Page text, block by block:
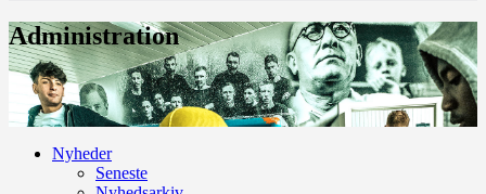
Administration
Nyheder
Seneste